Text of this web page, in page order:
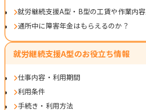
就労継続支援A型・B型の工賃や作業内
通所中に障害年金はもらえるのか？
就労継続支援A型のお役立ち情報
仕事内容・利用期間
利用条件
手続き・利用方法